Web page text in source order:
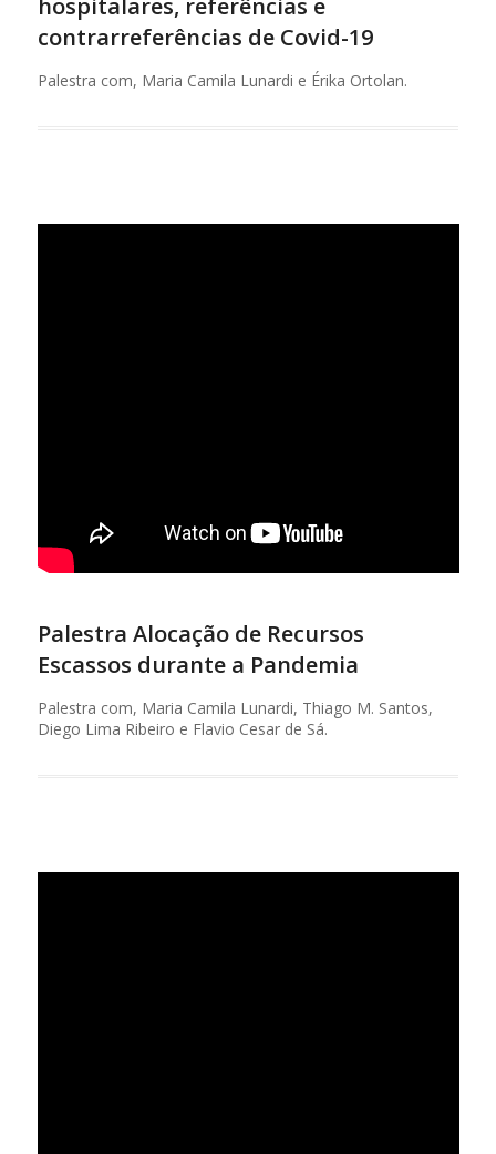
hospitalares, referências e
contrarreferências de Covid-19
Palestra com, Maria Camila Lunardi e Érika Ortolan.
Palestra Alocação de Recursos
Escassos durante a Pandemia
Palestra com, Maria Camila Lunardi, Thiago M. Santos,
Diego Lima Ribeiro e Flavio Cesar de Sá.